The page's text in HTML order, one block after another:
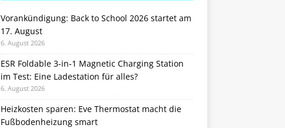
Vorankündigung: Back to School 2026 startet am
17. August
6. August 2026
ESR Foldable 3-in-1 Magnetic Charging Station
im Test: Eine Ladestation für alles?
6. August 2026
Heizkosten sparen: Eve Thermostat macht die
Fußbodenheizung smart